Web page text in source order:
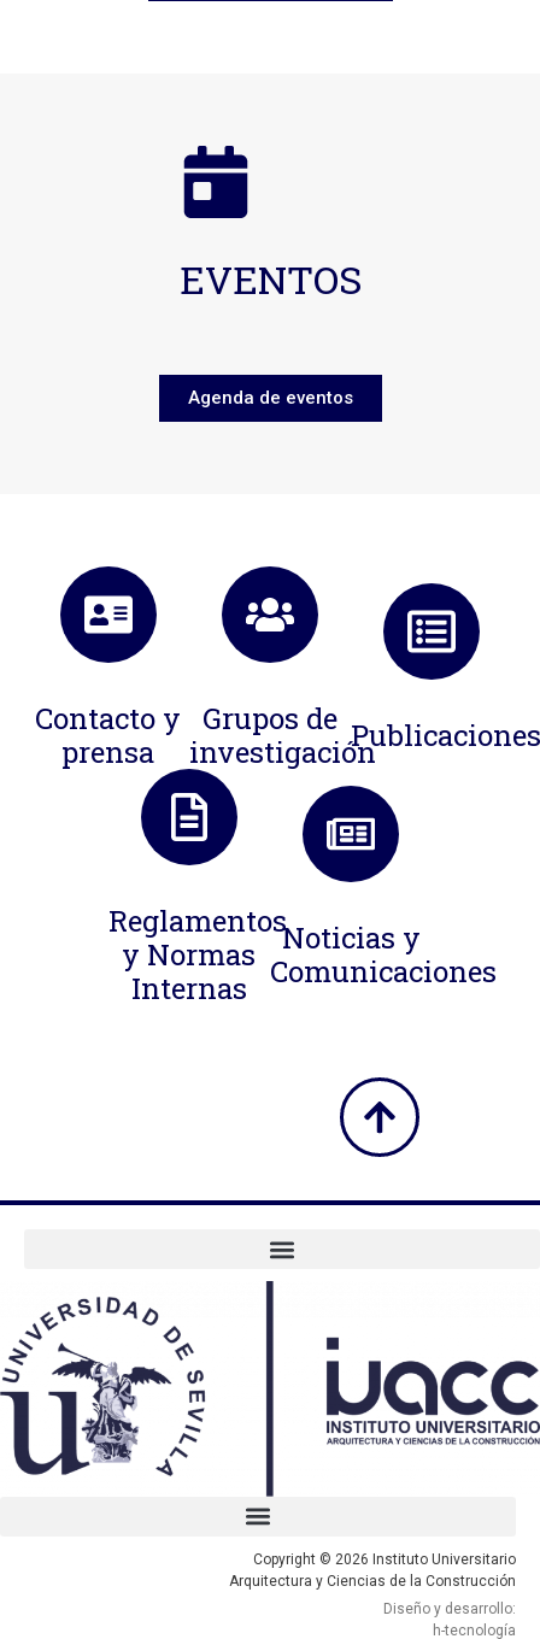
EVENTOS
Agenda de eventos
Contacto y
prensa
Grupos de
investigación
Reglamentos
y Normas
Internas
Noticias y
Comunicaciones
Copyright © 2026 Instituto Universitario
Arquitectura y Ciencias de la Construcción
Diseño y desarrollo:
h-tecnología